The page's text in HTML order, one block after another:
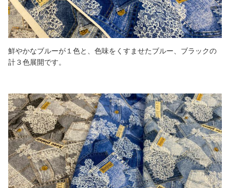
鮮やかなブルーが１色と、色味をくすませたブルー、ブラックの
計３色展開です。